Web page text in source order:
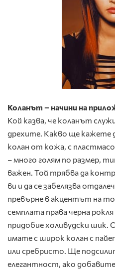
Коланът – начини на
Кой казва, че коланът
дрехите. Какво ще кажете
колан от кожа, с
– много голям по размер,
важен. Той трябва да
ви и да се забелязва
превърне в акцентът на
семплата права черна
придобие холивудски шик.
имате с широк колан с
или сребристо. Ще
елегантност, ако